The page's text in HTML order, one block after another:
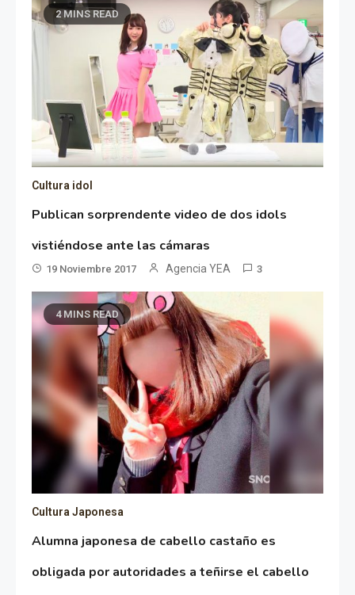
2 MINS READ
Cultura idol
Publican sorprendente video de dos idols
vistiéndose ante las cámaras
19 Noviembre 2017 Agencia YEA 3
4 MINS READ
Cultura Japonesa
Alumna japonesa de cabello castaño es
obligada por autoridades a teñirse el cabello